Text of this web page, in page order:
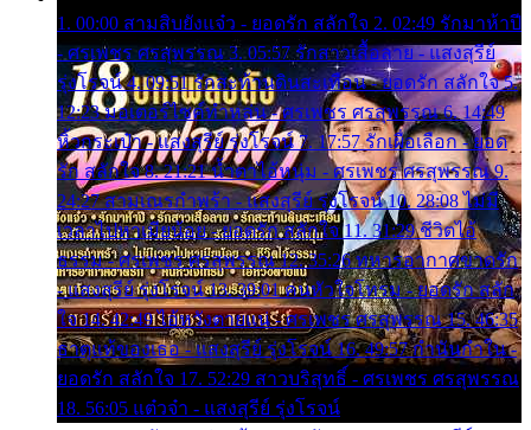
1. 00:00 สามสิบยังแจ๋ว - ยอดรัก สลักใจ 2. 02:49 รักมาห้าปี
- ศรเพชร ศรสุพรรณ 3. 05:57 รักสาวเสื้อลาย - แสงสุรีย์
รุ่งโรจน์ 4. 09:51 รักสะท้านดินสะเทือน - ยอดรัก สลักใจ 5.
12:23 มอเตอร์ไซค์ทำหล่น - ศรเพชร ศรสุพรรณ 6. 14:49
หิ้วกระเป๋า - แสงสุรีย์ รุ่งโรจน์ 7. 17:57 รักเผื่อเลือก - ยอด
รัก สลักใจ 8. 21:21 น้ำตาไอ้หนุ่ม - ศรเพชร ศรสุพรรณ 9.
24:27 สามเณรกำพร้า - แสงสุรีย์ รุ่งโรจน์ 10. 28:08 ไม่มี
เวลาไปหาเมียน้อย - ยอดรัก สลักใจ 11. 31:29 ชีวิตไอ้
ธรรม - ศรเพชร ศรสุพรรณ 12. 35:26 ทหารอากาศขาดรัก
- แสงสุรีย์ รุ่งโรจน์ 13. 39:01 คนหัวใจโทรม - ยอดรัก สลัก
ใจ 14. 42:49 ไอ้หวังตายแน่ - ศรเพชร ศรสุพรรณ 15. 46:35
ธาตุแท้ของเธอ - แสงสุรีย์ รุ่งโรจน์ 16. 49:57 กำนันกำใน -
ยอดรัก สลักใจ 17. 52:29 สาวบริสุทธิ์ - ศรเพชร ศรสุพรรณ
18. 56:05 แต๋วจ๋า - แสงสุรีย์ รุ่งโรจน์